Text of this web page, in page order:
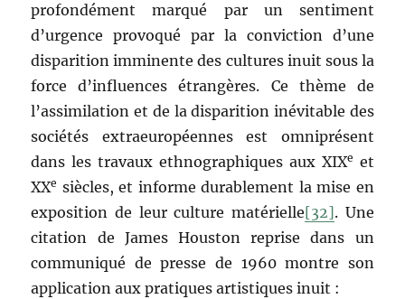
profondément marqué par un sentiment
d’urgence provoqué par la conviction d’une
disparition imminente des cultures inuit sous la
force d’influences étrangères. Ce thème de
l’assimilation et de la disparition inévitable des
sociétés extraeuropéennes est omniprésent
dans les travaux ethnographiques aux XIXe et
XXe siècles, et informe durablement la mise en
exposition de leur culture matérielle[32]. Une
citation de James Houston reprise dans un
communiqué de presse de 1960 montre son
application aux pratiques artistiques inuit :